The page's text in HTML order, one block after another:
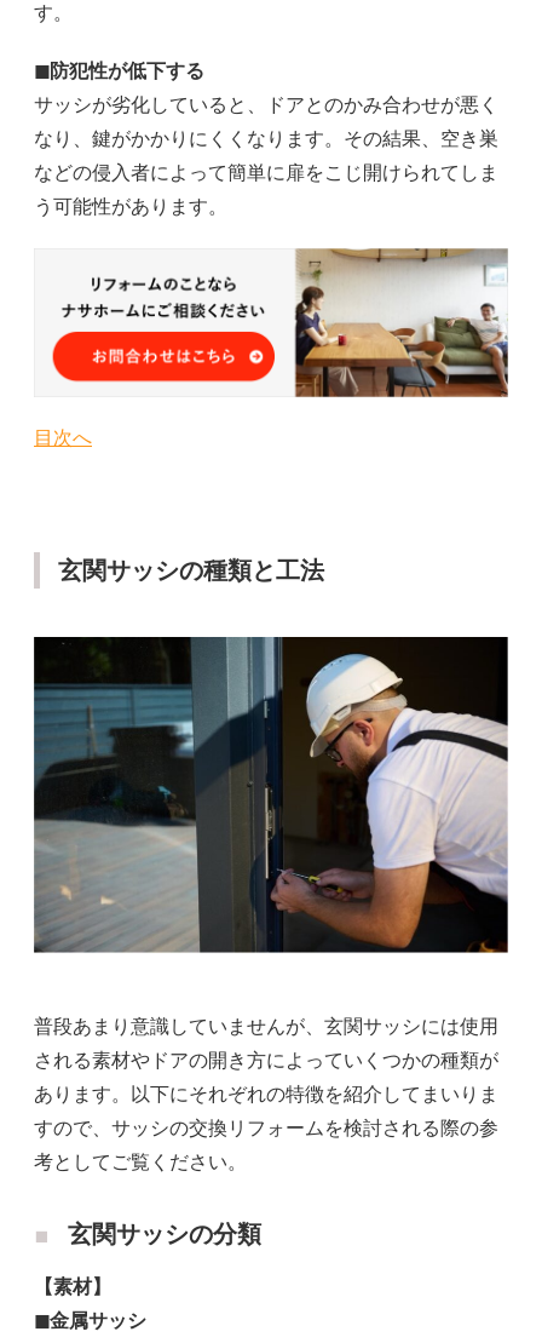
す。
◼︎防犯性が低下する
サッシが劣化していると、ドアとのかみ合わせが悪く
なり、鍵がかかりにくくなります。その結果、空き巣
などの侵入者によって簡単に扉をこじ開けられてしま
う可能性があります。
目次へ
玄関サッシの種類と工法
普段あまり意識していませんが、玄関サッシには使用
される素材やドアの開き方によっていくつかの種類が
あります。以下にそれぞれの特徴を紹介してまいりま
すので、サッシの交換リフォームを検討される際の参
考としてご覧ください。
玄関サッシの分類
【素材】
◼金属サッシ